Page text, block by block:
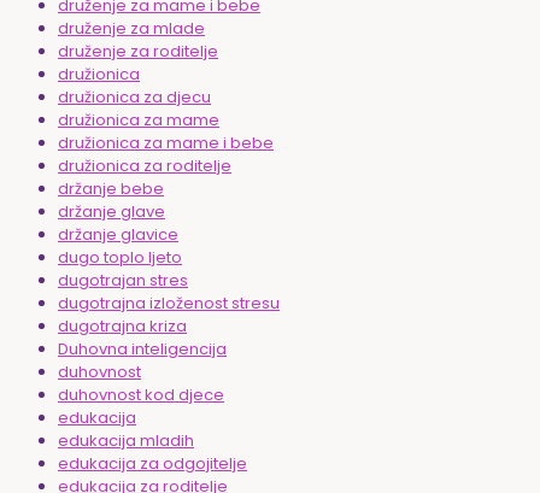
druženje za mame i bebe
druženje za mlade
druženje za roditelje
družionica
družionica za djecu
družionica za mame
družionica za mame i bebe
družionica za roditelje
držanje bebe
držanje glave
držanje glavice
dugo toplo ljeto
dugotrajan stres
dugotrajna izloženost stresu
dugotrajna kriza
Duhovna inteligencija
duhovnost
duhovnost kod djece
edukacija
edukacija mladih
edukacija za odgojitelje
edukacija za roditelje